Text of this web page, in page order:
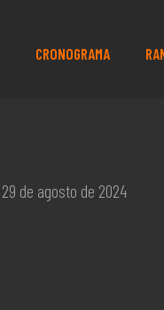
CRONOGRAMA
29 de agosto de 2024